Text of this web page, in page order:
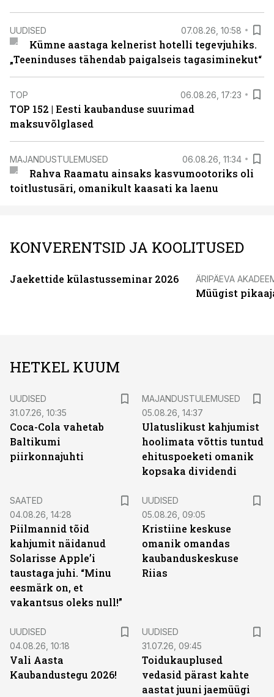
UUDISED 07.08.26, 10:58
Kümne aastaga kelnerist hotelli tegevjuhiks.
„Teeninduses tähendab paigalseis tagasiminekut“
TOP 06.08.26, 17:23
TOP 152 | Eesti kaubanduse suurimad
maksuvõlglased
MAJANDUSTULEMUSED 06.08.26, 11:34
Rahva Raamatu ainsaks kasvumootoriks oli
toitlustusäri, omanikult kaasati ka laenu
KONVERENTSID JA KOOLITUSED
Jaekettide külastusseminar 2026 ÄRIPÄEVA
Müügist
HETKEL KUUM
UUDISED
31.07.26, 10:35
Coca-Cola vahetab
Baltikumi
piirkonnajuhti
MAJANDUSTULEMUSED
05.08.26, 14:37
Ulatuslikust kahjumist
hoolimata võttis tuntud
ehituspoeketi omanik
kopsaka dividendi
SAATED
04.08.26, 14:28
Piilmannid tõid
kahjumit näidanud
Solarisse Apple’i
taustaga juhi. “Minu
eesmärk on, et
vakantsus oleks null!”
UUDISED
05.08.26, 09:05
Kristiine keskuse
omanik omandas
kaubanduskeskuse
Riias
UUDISED
04.08.26, 10:18
Vali Aasta
Kaubandustegu 2026!
UUDISED
31.07.26, 09:45
Toidukauplused
vedasid pärast kahte
aastat juuni jaemüügi